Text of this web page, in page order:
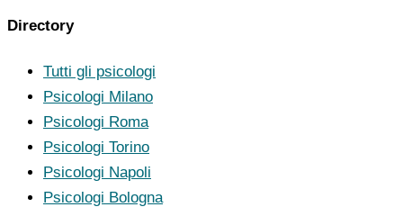
Directory
Tutti gli psicologi
Psicologi Milano
Psicologi Roma
Psicologi Torino
Psicologi Napoli
Psicologi Bologna